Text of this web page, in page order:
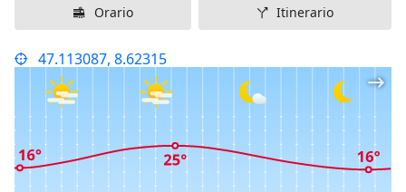
Orario Itinerario
47.113087, 8.62315